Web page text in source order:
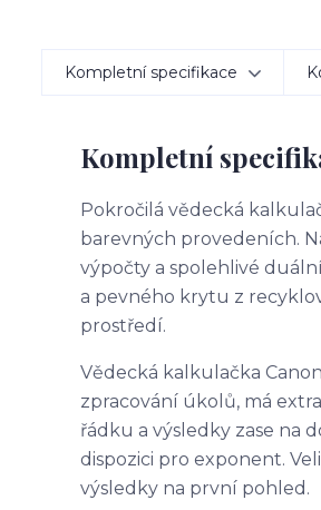
Kompletní specifikace
Kompletní
Pokročilá vědecká
barevných provedeních.
výpočty a spolehlivé
a pevného krytu z
prostředí.
Vědecká kalkulačka
zpracování úkolů, má
řádku a výsledky zase na
dispozici pro exponent.
výsledky na první pohled.